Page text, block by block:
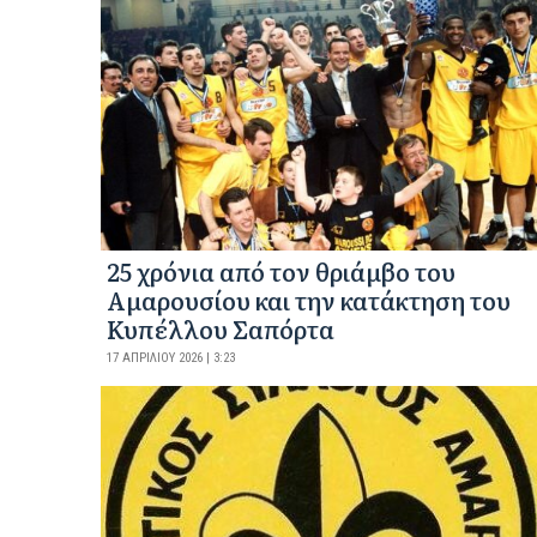
25 χρόνια από τον θριάμβο του
Αμαρουσίου και την κατάκτηση του
Κυπέλλου Σαπόρτα
17 ΑΠΡΙΛΊΟΥ 2026 | 3:23